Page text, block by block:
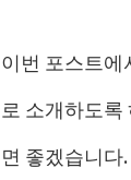
이번 포스트에
로 소개하도
면 좋겠습니다.